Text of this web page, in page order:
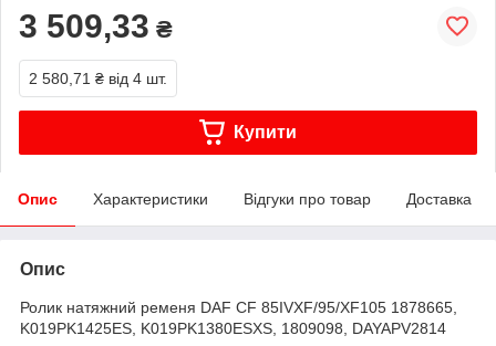
3 509,33 ₴
2 580,71 ₴ від 4 шт.
Купити
Опис Характеристики Відгуки про товар Доставка
Опис
Ролик натяжний ременя DAF CF 85IVXF/95/XF105 1878665,
K019PK1425ES, K019PK1380ESXS, 1809098, DAYAPV2814